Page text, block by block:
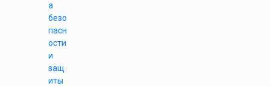
а
безо
пасн
ости
и
защ
иты